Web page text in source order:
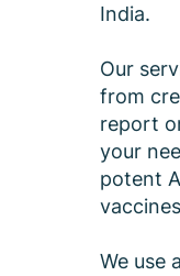
India.
Our
from
report
your
potent
We use